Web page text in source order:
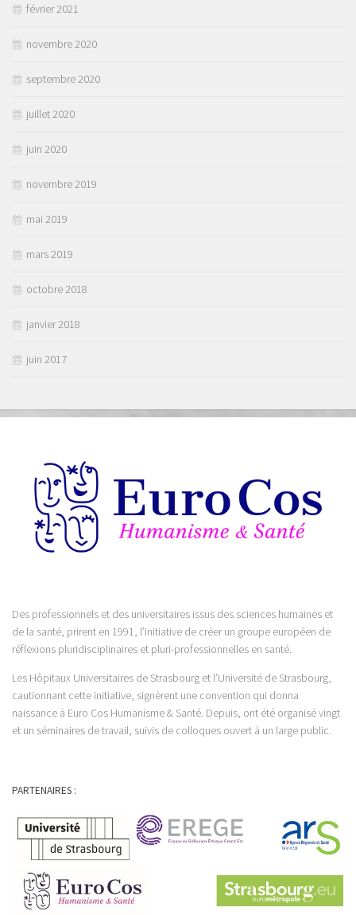
février 2021
novembre 2020
septembre 2020
juillet 2020
juin 2020
novembre 2019
mai 2019
mars 2019
octobre 2018
janvier 2018
juin 2017
Des professionnels et des universitaires issus des sciences humaines et
de la santé, prirent en 1991, l’initiative de créer un groupe européen de
réflexions pluridisciplinaires et pluri-professionnelles en santé.
Les Hôpitaux Universitaires de Strasbourg et l’Université de Strasbourg,
cautionnant cette initiative, signèrent une convention qui donna
naissance à Euro Cos Humanisme & Santé. Depuis, ont été organisé vingt
et un séminaires de travail, suivis de colloques ouvert à un large public.
PARTENAIRES :